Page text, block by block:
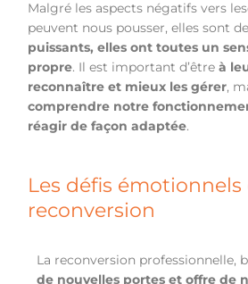
Malgré les aspects négatifs vers
peuvent nous pousser, elles sont
puissants, elles ont toutes un
propre. Il est important d’être à
reconnaître et mieux les gérer,
comprendre notre
réagir de façon adaptée.
Les défis émotionnels
reconversion
La reconversion professionnelle,
de nouvelles portes et offre de